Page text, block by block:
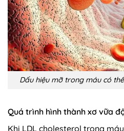
Dấu hiệu mỡ trong máu có
Quá trình hình thành xơ vữa
Khi LDL cholesterol trong